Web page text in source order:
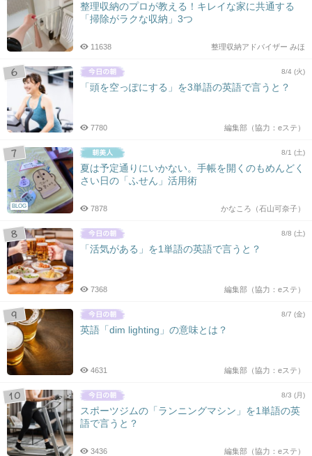
整理収納のプロが教える！キレイな家に共通する
「掃除がラクな収納」3つ
整理収納アドバイザー みほ
11638
8/4 (火)
「頭を空っぽにする」を3単語の英語で言うと？
編集部（協力：eステ）
7780
BLOG
8/1 (土)
夏は予定通りにいかない。手帳を開くのもめんどく
さい日の「ふせん」活用術
かなころ（石山可奈子）
7878
8/8 (土)
「活気がある」を1単語の英語で言うと？
編集部（協力：eステ）
7368
8/7 (金)
英語「dim lighting」の意味とは？
編集部（協力：eステ）
4631
8/3 (月)
スポーツジムの「ランニングマシン」を1単語の英
語で言うと？
編集部（協力：eステ）
3436